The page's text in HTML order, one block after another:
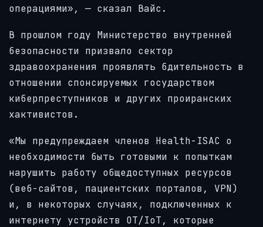
операциями», — сказал Вайс.
В прошлом году Министерство внутренней
безопасности призвало сектор
здравоохранения проявлять бдительность в
отношении спонсируемых государством
киберпреступников и других проиранских
хактивистов.
«Мы предупреждаем членов Health-ISAC о
необходимости быть готовыми к попыткам
нарушить работу общедоступных ресурсов
(веб-сайтов, пациентских порталов, VPN)
и, в некоторых случаях, подключенных к
интернету устройств OT/IoT, которые